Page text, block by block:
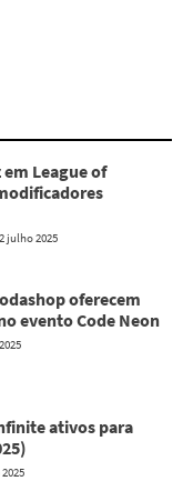
League of
julho 2025
oferecem
evento Code Neon
ativos para